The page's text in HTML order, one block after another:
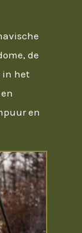
de
in het
en